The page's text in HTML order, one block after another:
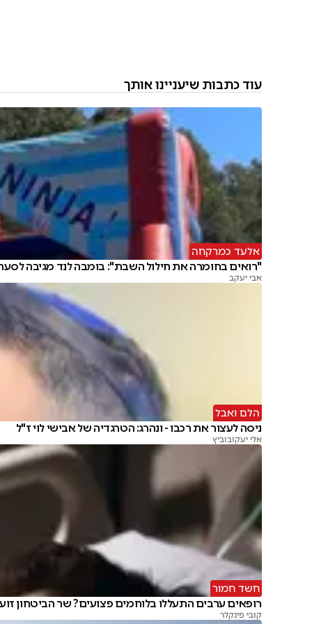
עוד כתבות שיעניינו אותך
אלעד כמרקחה
"רואים בחומרה את חילול השבת": בומבה לנד מגיבה
אבי יעקב
הלם ואבל
ניסה לעצור את רכבו - ונהרג: הטרגדיה של אבישי לוי ז"ל
אלי יעקובוביץ
חשד חמור
רופאים ערבים התעללו בלוחמים פצועים? שר הביטחון
קובי פינקלר